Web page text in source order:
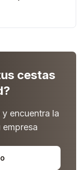
cestas
encuentra la